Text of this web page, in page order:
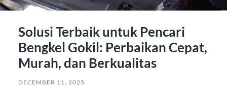
Solusi Terbaik untuk Pencari
Bengkel Gokil: Perbaikan Cepat,
Murah, dan Berkualitas
DECEMBER 11, 2025